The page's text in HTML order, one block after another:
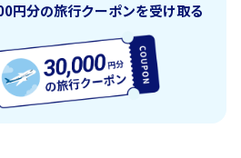
円分の旅行クーポンを受け取る